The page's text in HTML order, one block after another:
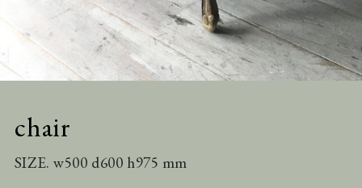
chair
SIZE. w500 d600 h975 mm